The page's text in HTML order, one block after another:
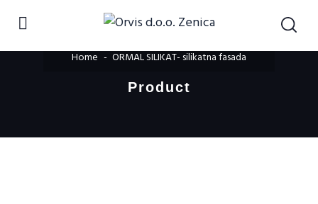
Home ORMAL SILIKAT- silikatna fasada
Product